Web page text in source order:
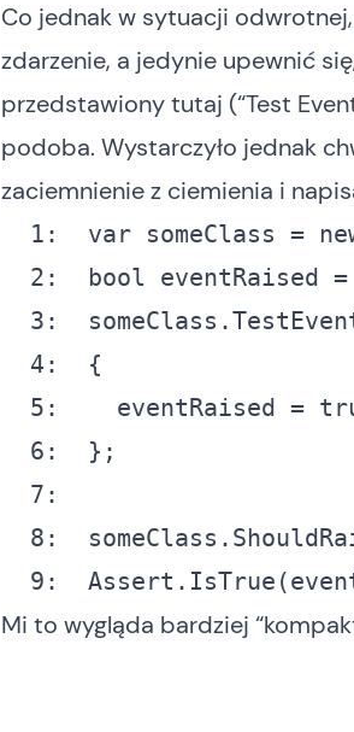
Co jednak w sytuacji
zdarzenie, a jedynie upewnić
przedstawionytutaj (“Test
podoba. Wystarczyło jednak
zaciemnienie z ciemienia i
  1:
var someClass =
  2:
bool eventRaised =
  3:
  4:
  5:
  	eventRaised =
  6:
  7:
  8:
  9:
Mi to wygląda bardziej